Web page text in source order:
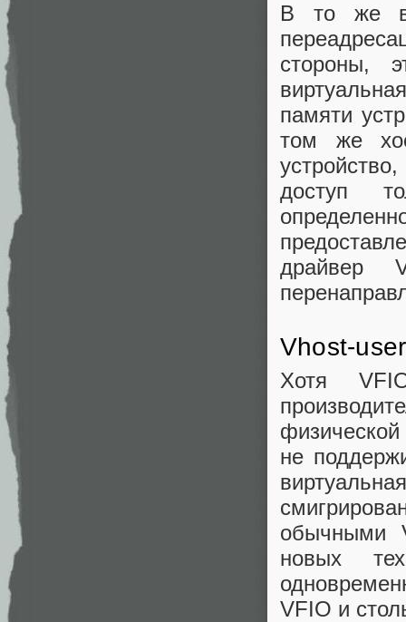
В то же
стороны,
памяти
том же
доступ
драйвер
Vhost-user
Хотя
не
обычными
новых
VFIO и